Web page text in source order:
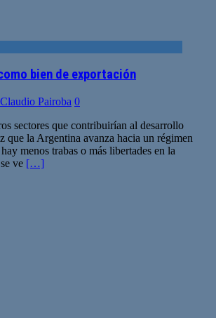
bien de exportación
Claudio Pairoba 0
sectores que contribuirían al desarrollo
que la Argentina avanza hacia un régimen
menos trabas o más libertades en la
ve […]